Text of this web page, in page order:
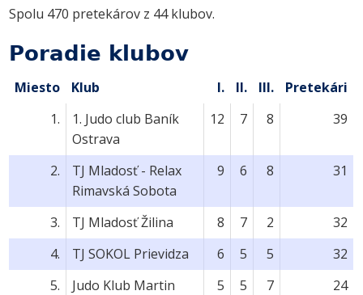
Spolu 470 pretekárov z 44 klubov.
Poradie klubov
Miesto Klub I. II. III.
Pretekári
1.
1. Judo club Baník
Ostrava
12 7 8 39
2.
TJ Mladosť - Relax
Rimavská Sobota
9 6 8 31
3. TJ Mladosť Žilina 8 7 2
32
4.
TJ SOKOL Prievidza 6 5 5
32
5.
Judo Klub Martin 5 5 7
24